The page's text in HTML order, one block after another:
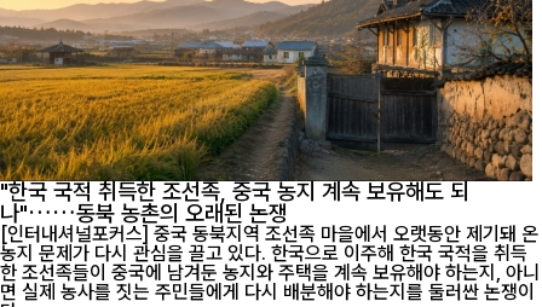
"한국 국적 취득한 조선족, 중국 농지 계속 보유해도 되
나"……동북 농촌의 오래된 논쟁
[인터내셔널포커스] 중국 동북지역 조선족 마을에서 오랫동안 제기돼 온
농지 문제가 다시 관심을 끌고 있다. 한국으로 이주해 한국 국적을 취득
한 조선족들이 중국에 남겨둔 농지와 주택을 계속 보유해야 하는지, 아니
면 실제 농사를 짓는 주민들에게 다시 배분해야 하는지를 둘러싼 논쟁이